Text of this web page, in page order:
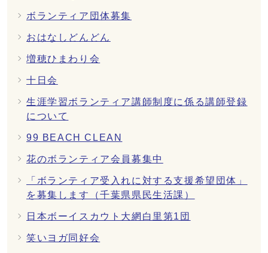
ボランティア団体募集
おはなしどんどん
増穂ひまわり会
十日会
生涯学習ボランティア講師制度に係る講師登録
について
99 BEACH CLEAN
花のボランティア会員募集中
「ボランティア受入れに対する支援希望団体」
を募集します（千葉県県民生活課）
日本ボーイスカウト大網白里第1団
笑いヨガ同好会